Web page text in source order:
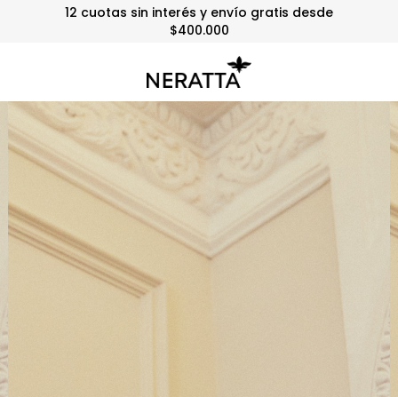
12 cuotas sin interés y envío gratis desde
$400.000